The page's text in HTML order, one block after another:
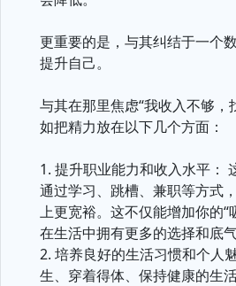
更重要的是，与其纠结于一个
提升自己。
与其在那里焦虑“我收入不够，
如把精力放在以下几个方面：
1. 提升职业能力和收入水平：
通过学习、跳槽、兼职等方式
上更宽裕。这不仅能增加你的“
在生活中拥有更多的选择和底气
2. 培养良好的生活习惯和个人
生、穿着得体、保持健康的生